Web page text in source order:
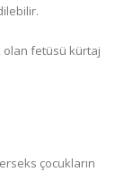
olan fetüsü kürtaj
çocukların